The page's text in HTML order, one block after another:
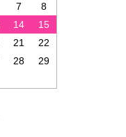
7
8
14
15
21
22
28
29